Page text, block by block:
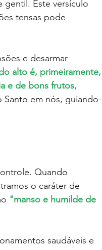
gentil. Este versículo
tensas pode
alto é, primeiramente,
e de bons frutos,
Santo em nós, guiando-
Quando
o caráter de
"manso e humilde de
saudáveis e